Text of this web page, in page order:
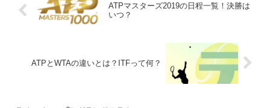
ATPマスターズ2019の日程一覧！決勝は
いつ？
ATPとWTAの違いとは？ITFって何？